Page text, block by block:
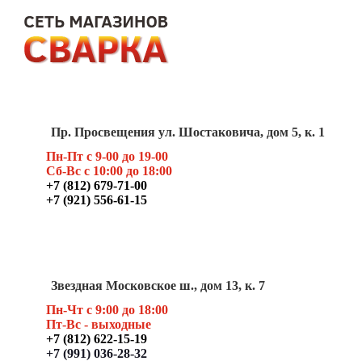
Пр. Просвещения ул. Шостаковича, дом 5, к. 1
Пн-Пт с 9-00 до 19-00
Сб-Вс с 10:00 до 18:00
+7 (812) 679-71-00
+7 (921) 556-61-15
Звездная Московское ш., дом 13, к. 7
Пн-Чт с 9:00 до 18:00
Пт-Вс - выходные
+7 (812) 622-15-19
+7 (991) 036-28-32